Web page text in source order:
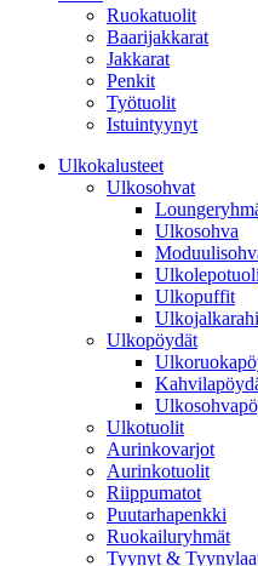
Ruokatuolit
Baarijakkarat
Jakkarat
Penkit
Työtuolit
Istuintyynyt
Ulkokalusteet
Ulkosohvat
Ulkosohva
Ulkolepotuoli
Ulkopuffit
Ulkojalkarahi
Ulkopöydät
Ulkotuolit
Aurinkovarjot
Aurinkotuolit
Riippumatot
Puutarhapenkki
Ruokailuryhmät
Tyynyt &